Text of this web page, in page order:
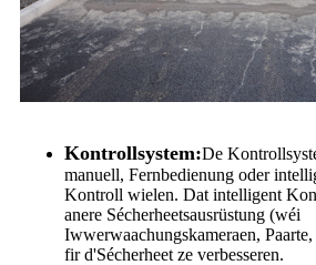
Kontrollsystem:De
manuell, Fernbedienung oder
Kontroll wielen. Dat intelligent
anere Sécherheetsausrüstung (wéi
Iwwerwaachungskameraen,
fir d'Sécherheet ze verbesseren.